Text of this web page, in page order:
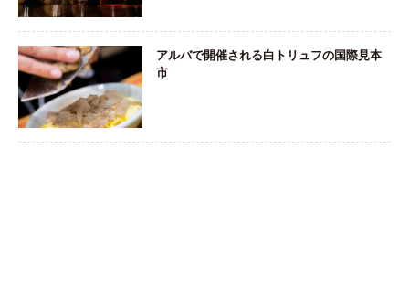
アルバで開催される白トリュフの国際見本
市